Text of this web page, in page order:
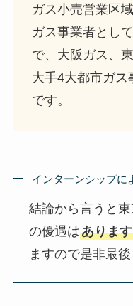
ガス小売営業区
ガス事業者とし
で、大阪ガス、
大手4大都市ガス
です。
インターンシップに
結論から言うと
の優遇はあります
ますので是非最